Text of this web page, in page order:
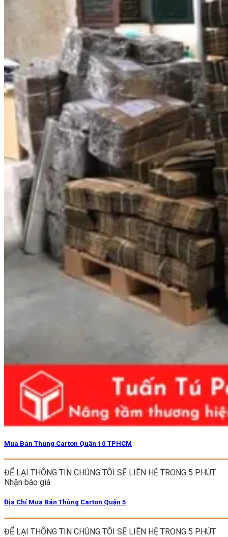
Mua Bán Thùng Carton Quận 10 TPHCM
ĐỂ LẠI THÔNG TIN CHÚNG TÔI SẼ LIÊN HỆ TRONG 5 PHÚT
Nhận báo giá
Địa Chỉ Mua Bán Thùng Carton Quận 5
ĐỂ LẠI THÔNG TIN CHÚNG TÔI SẼ LIÊN HỆ TRONG 5 PHÚT